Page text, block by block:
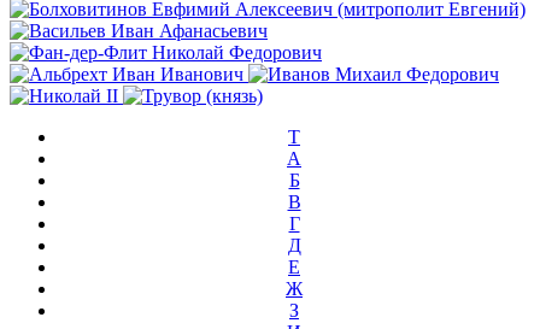
T
А
Б
В
Г
Д
Е
Ж
З